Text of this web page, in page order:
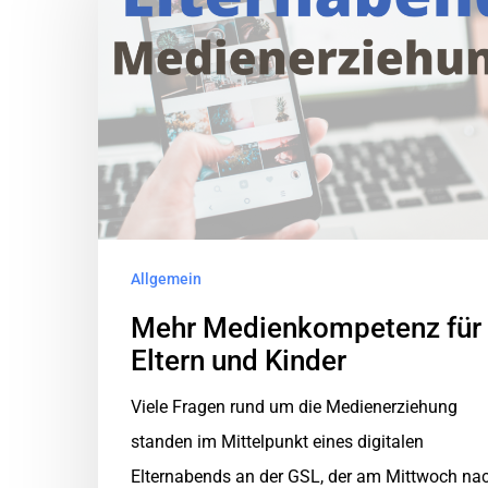
Allgemein
Mehr Medienkompetenz für
Eltern und Kinder
Viele Fragen rund um die Medienerziehung
standen im Mittelpunkt eines digitalen
Elternabends an der GSL, der am Mittwoch